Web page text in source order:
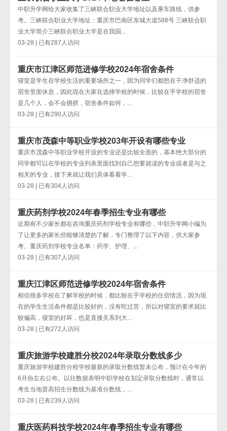
中职升学网给大家收集了三峡联合职业大学地址以及乘车路线，供参
考。三峡联合职业大学地址：重庆市巴南区东城大道588号 三峡联合职
业大学简介三峡联合职业大学是在我国...
03-28 | 已有287人访问
重庆市江津区师范进修学校2024年宿舍条件
寝室是学生在学校生活的重要场所之一，因为同学们都想在干净舒适的
宿舍里面休息，因此现在大家在选择学校的时候，比较在乎学校的宿舍
是几个人，会不会拥挤，宿舍条件如何，...
03-28 | 已有290人访问
重庆市茂森中等职业学校203年开设有哪些专业
重庆市茂森中等职业学校开设的专业还是比较全面的，基本绝大部分的
同学都可以在学校的专业列表里面找到自己想要就读的专业或者是与之
相关的专业，接下来就让我们具体看看学...
03-28 | 已有304人访问
重庆药剂学校2024年春季招生专业有哪些
近期有不少家长都在咨询重庆药剂学校专业有哪些，中职升学网小编为
了让更多的家长些能够清楚的了解，专门整理了以下内容，供大家参
考。重庆药剂学校专业名单：药学、护理、...
03-28 | 已有307人访问
重庆江津区师范进修学校2024年宿舍条件
相信很多学校在了解学校的时候，都比较在乎学校的住宿情况，因为现
在的学生生活条件都是比较好的，没有吃过苦，所以对寝室的要求就比
较偏高，寝室的好坏，也是直接关系到大...
03-28 | 已有272人访问
重庆旅游学校建胜分校2024年录取分数线多少
重庆旅游学校建胜分校学校最新的录取分数线暂未公布，预计在今年的
6月份左右公布。以往数据表明中职学校在划定录取分数线时，通常以
考生当地普高招生分数线为基准分数线，...
03-28 | 已有239人访问
重庆医药科技学校2024年春季招生专业有哪些